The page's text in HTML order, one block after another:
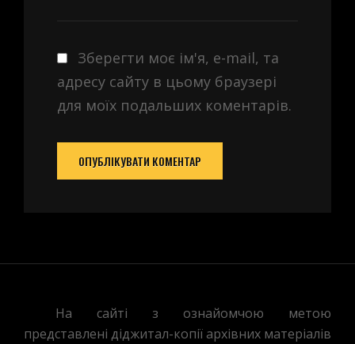
Зберегти моє ім'я, e-mail, та
адресу сайту в цьому браузері
для моїх подальших коментарів.
На сайті з ознайомчою метою
представлені діджитал-копії архівних матеріалів